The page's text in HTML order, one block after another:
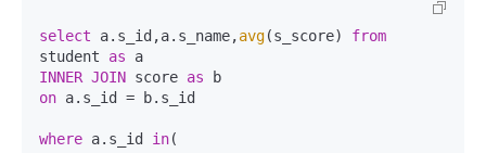
select a.s_id,a.s_name,avg(s_score) from
student as
INNER JOIN score as
on a.s_id = b.s_id
where a.s_id in(